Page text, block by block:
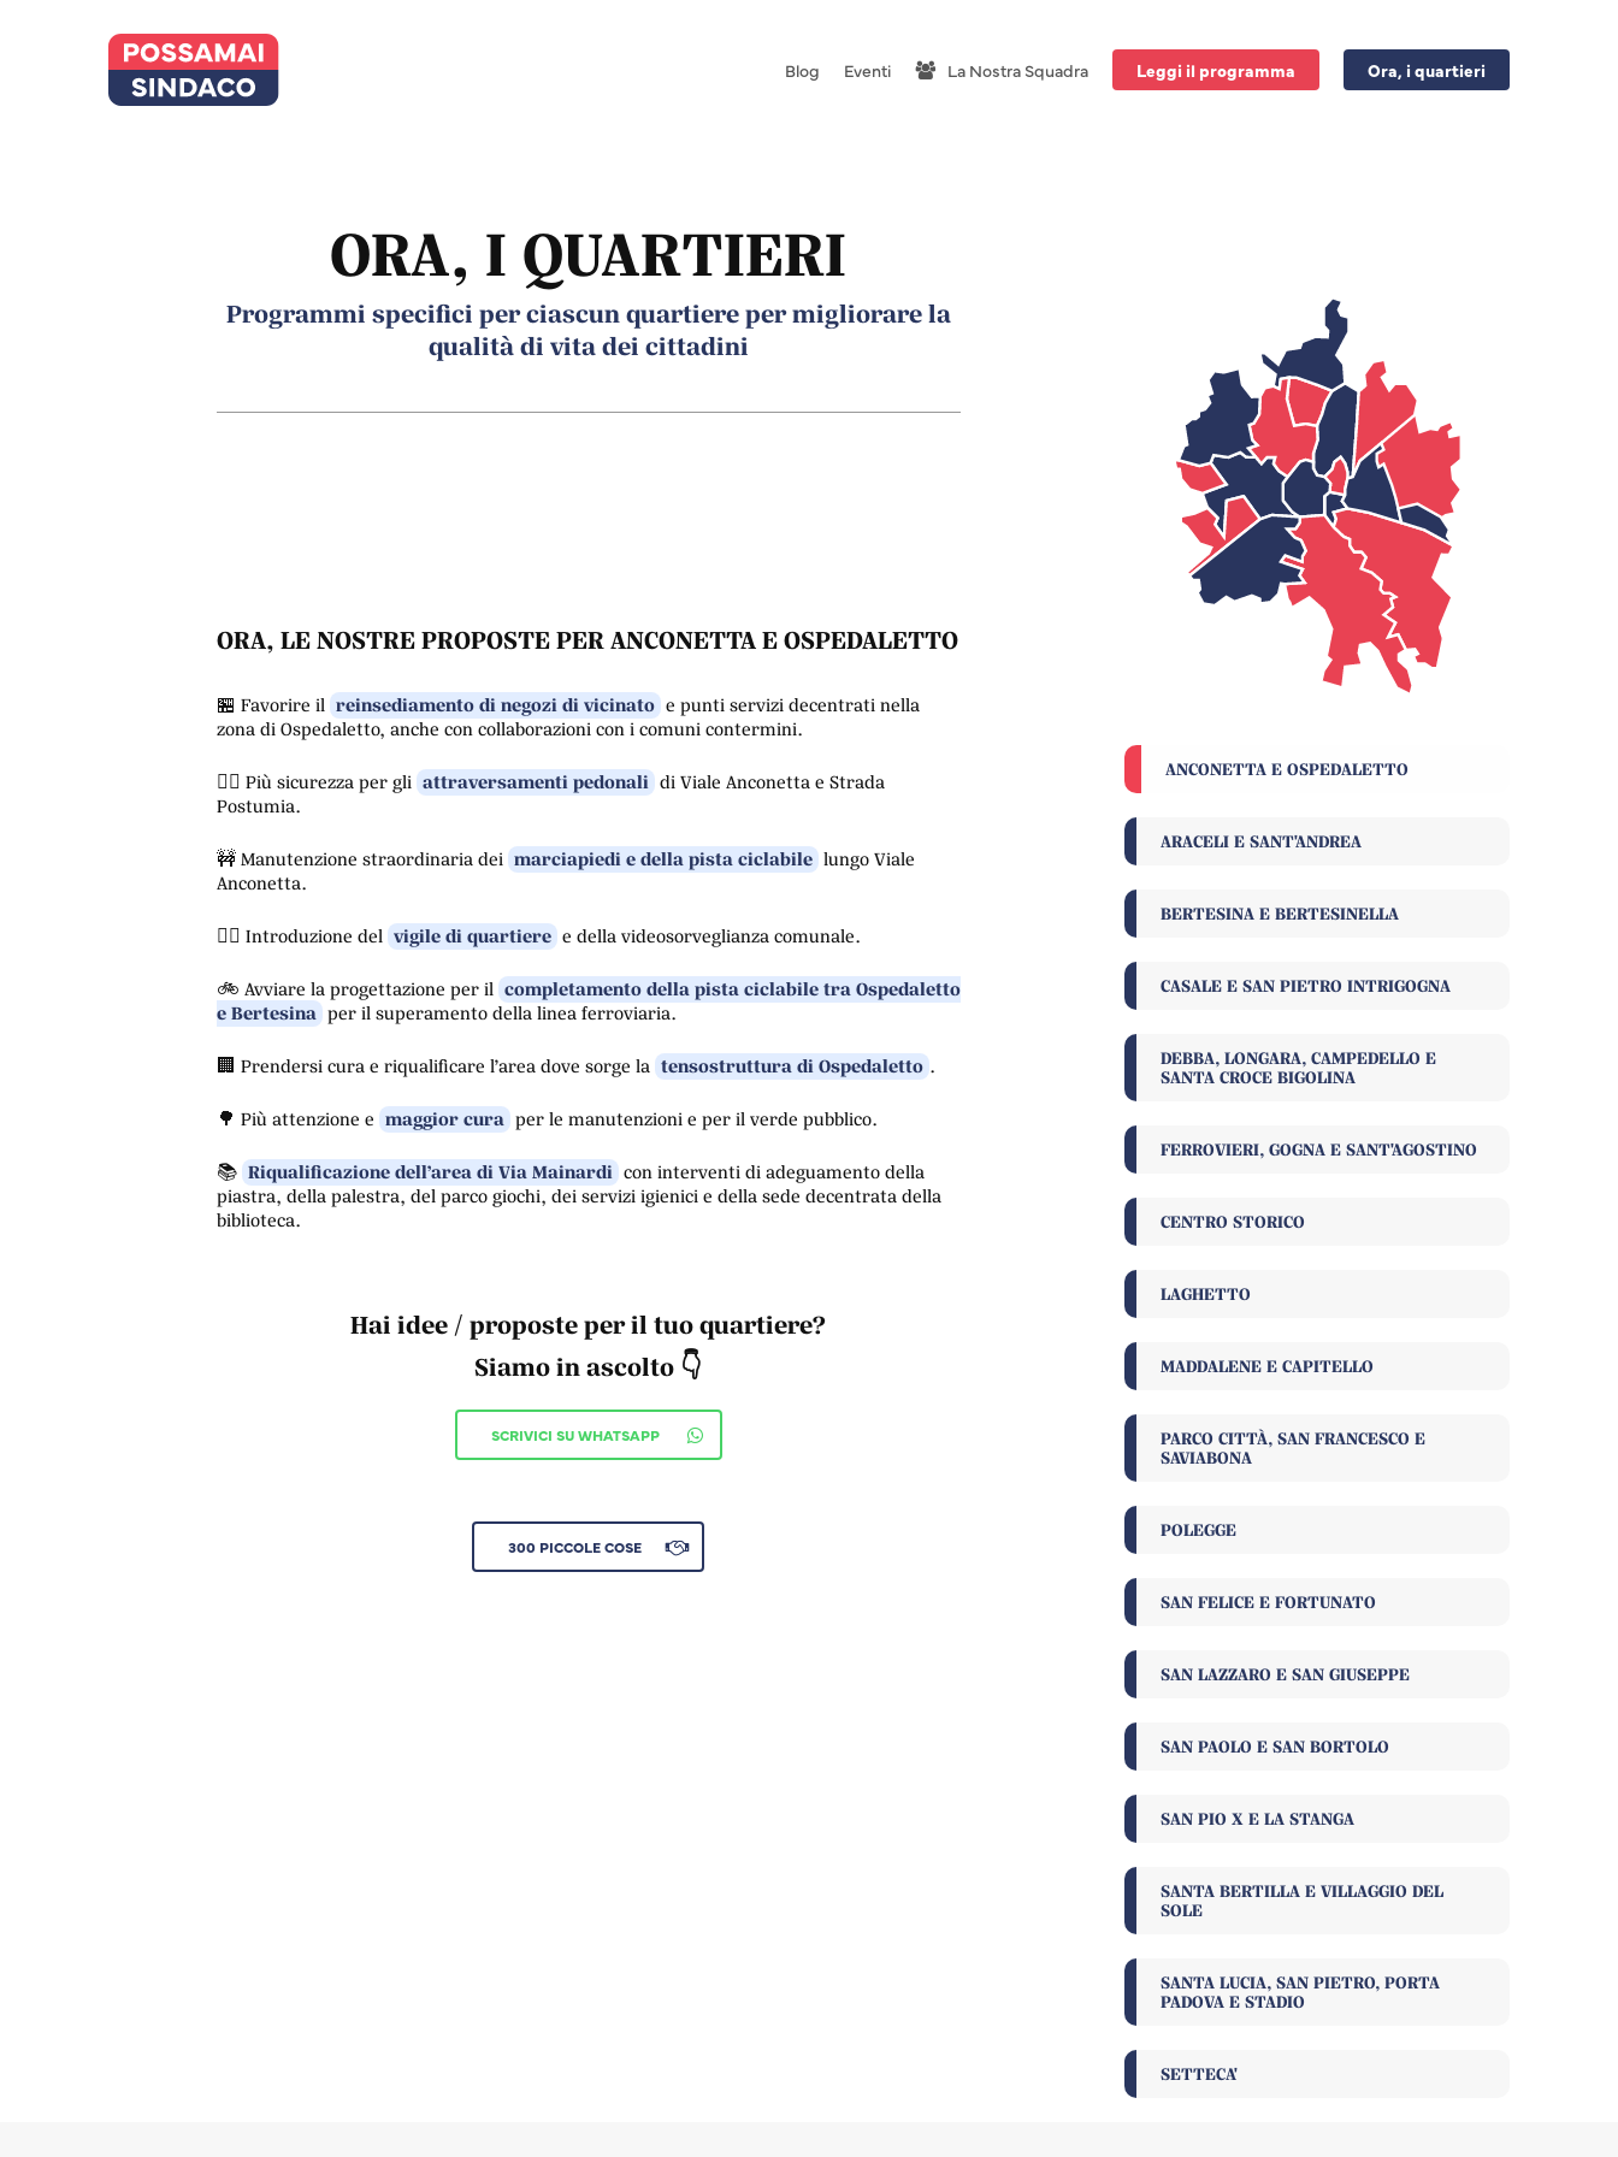
Blog Eventi La Nostra Squadra Leggi il programma Ora, i quartieri
ORA, I QUARTIERI
Programmi specifici per ciascun quartiere per migliorare la
qualità di vita dei cittadini
ORA, LE NOSTRE PROPOSTE PER ANCONETTA E OSPEDALETTO
🏪 Favorire il reinsediamento di negozi di vicinato e punti servizi decentrati nella
zona di Ospedaletto, anche con collaborazioni con i comuni contermini.
🚶‍♀️ Più sicurezza per gli attraversamenti pedonali di Viale Anconetta e Strada
Postumia.
🚧 Manutenzione straordinaria dei marciapiedi e della pista ciclabile lungo Viale
Anconetta.
👮‍♂️ Introduzione del vigile di quartiere e della videosorveglianza comunale.
🚲 Avviare la progettazione per il completamento della pista ciclabile tra Ospedaletto
e Bertesina per il superamento della linea ferroviaria.
🏢 Prendersi cura e riqualificare l’area dove sorge la tensostruttura di Ospedaletto .
🌳 Più attenzione e maggior cura per le manutenzioni e per il verde pubblico.
📚 Riqualificazione dell’area di Via Mainardi con interventi di adeguamento della
piastra, della palestra, del parco giochi, dei servizi igienici e della sede decentrata della
biblioteca.
Hai idee / proposte per il tuo quartiere?
Siamo in ascolto 👇
SCRIVICI SU WHATSAPP
300 PICCOLE COSE
ANCONETTA E OSPEDALETTO
ARACELI E SANT'ANDREA
BERTESINA E BERTESINELLA
CASALE E SAN PIETRO INTRIGOGNA
DEBBA, LONGARA, CAMPEDELLO E
SANTA CROCE BIGOLINA
FERROVIERI, GOGNA E SANT'AGOSTINO
CENTRO STORICO
LAGHETTO
MADDALENE E CAPITELLO
PARCO CITTÀ, SAN FRANCESCO E
SAVIABONA
POLEGGE
SAN FELICE E FORTUNATO
SAN LAZZARO E SAN GIUSEPPE
SAN PAOLO E SAN BORTOLO
SAN PIO X E LA STANGA
SANTA BERTILLA E VILLAGGIO DEL
SOLE
SANTA LUCIA, SAN PIETRO, PORTA
PADOVA E STADIO
SETTECA'